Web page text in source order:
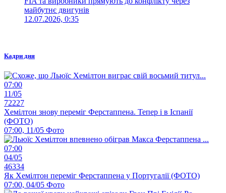
майбутнє двигунів
12.07.2026, 0:35
Кадри дня
07:00
11/05
72227
Хемілтон знову переміг Ферстаппена. Тепер і в Іспанії
(ФОТО)
07:00, 11/05 Фото
07:00
04/05
46334
Як Хемілтон переміг Ферстаппена у Португалії (ФОТО)
07:00, 04/05 Фото